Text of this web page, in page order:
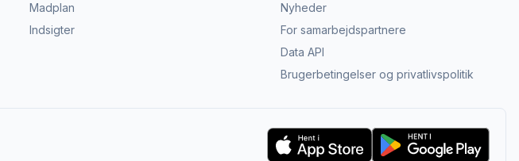
Madplan
Indsigter
Nyheder
For samarbejdspartnere
Data API
Brugerbetingelser og privatlivspolitik